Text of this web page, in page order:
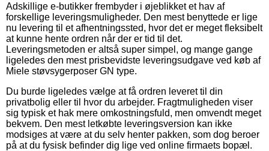
Adskillige e-butikker frembyder i øjeblikket et hav af
forskellige leveringsmuligheder. Den mest benyttede er lige
nu levering til et afhentningssted, hvor det er meget fleksibelt
at kunne hente ordren når der er tid til det.
Leveringsmetoden er altså super simpel, og mange gange
ligeledes den mest prisbevidste leveringsudgave ved køb af
Miele støvsygerposer GN type.
Du burde ligeledes vælge at få ordren leveret til din
privatbolig eller til hvor du arbejder. Fragtmuligheden viser
sig typisk et hak mere omkostningsfuld, men omvendt meget
bekvem. Den mest letkøbte leveringsversion kan ikke
modsiges at være at du selv henter pakken, som dog beroer
på at du fysisk befinder dig lige ved online firmaets bopæl.